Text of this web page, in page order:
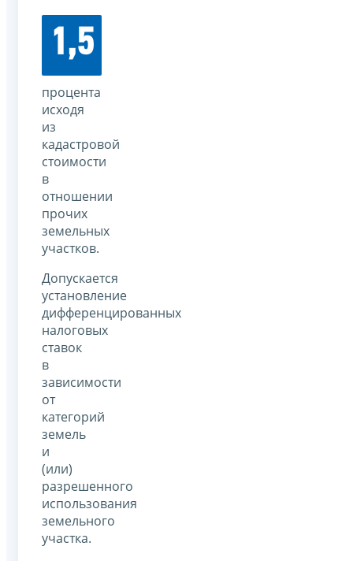
1,5
процента
исходя
из
кадастровой
стоимости
в
отношении
прочих
земельных
участков.
Допускается
установление
дифференцированных
налоговых
ставок
в
зависимости
от
категорий
земель
и
(или)
разрешенного
использования
земельного
участка.